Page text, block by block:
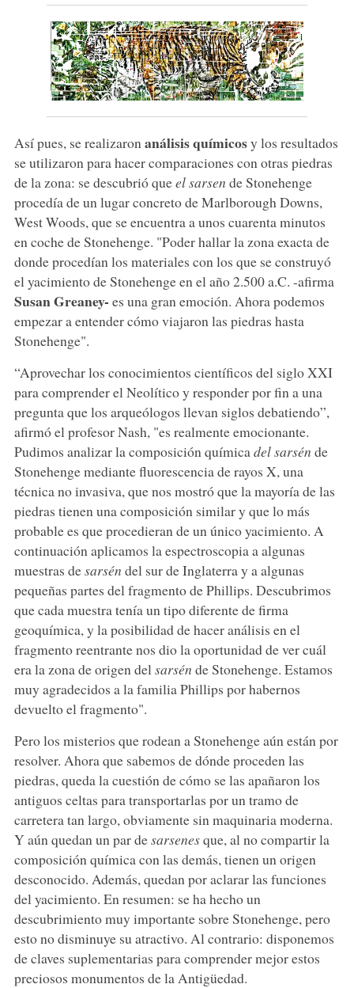
Así pues, se realizaron análisis químicosy los resultados
se utilizaron para hacer comparaciones con otras piedras
de la zona: se descubrió queel sarsen de Stonehenge
procedía de un lugar concreto de Marlborough Downs,
West Woods, que se encuentra a unos cuarenta minutos
en coche de Stonehenge. "Poder hallar la zona exacta de
donde procedían los materiales con los que se construyó
el yacimiento de Stonehenge en el año 2.500 a.C. -afirma
Susan Greaney- es una gran emoción. Ahora podemos
empezar a entender cómo viajaron las piedras hasta
Stonehenge".
“Aprovechar los conocimientos científicos del siglo XXI
para comprender el Neolítico y responder por fin a una
pregunta que los arqueólogos llevan siglos debatiendo”,
afirmó el profesor Nash, "es realmente emocionante.
Pudimos analizar la composición química del sarsén de
Stonehenge mediante fluorescencia de rayos X, una
técnica no invasiva, que nos mostró que la mayoría de las
piedras tienen una composición similar y que lo más
probable es que procedieran de un único yacimiento. A
continuación aplicamos la espectroscopia a algunas
muestras desarsén del sur de Inglaterra y a algunas
pequeñas partes del fragmento de Phillips. Descubrimos
que cada muestra tenía un tipo diferente de firma
geoquímica, y la posibilidad de hacer análisis en el
fragmento reentrante nos dio la oportunidad de ver cuál
era la zona de origen del sarsén de Stonehenge. Estamos
muy agradecidos a la familia Phillips por habernos
devuelto el fragmento".
Pero los misterios que rodean a Stonehenge aún están por
resolver. Ahora que sabemos de dónde proceden las
piedras, queda la cuestión de cómo se las apañaron los
antiguos celtas para transportarlas por un tramo de
carretera tan largo, obviamente sin maquinaria moderna.
Y aún quedan un par desarsenesque, al no compartir la
composición química con las demás, tienen un origen
desconocido. Además, quedan por aclarar las funciones
del yacimiento. En resumen: se ha hecho un
descubrimiento muy importante sobre Stonehenge, pero
esto no disminuye su atractivo. Al contrario: disponemos
de claves suplementarias para comprender mejor estos
preciosos monumentos de la Antigüedad.